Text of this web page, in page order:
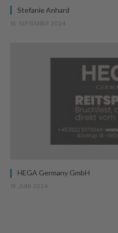
Stefanie Anhard
18. SEPTEMBER 2024
HEGA Germany GmbH
18. JUNI 2024